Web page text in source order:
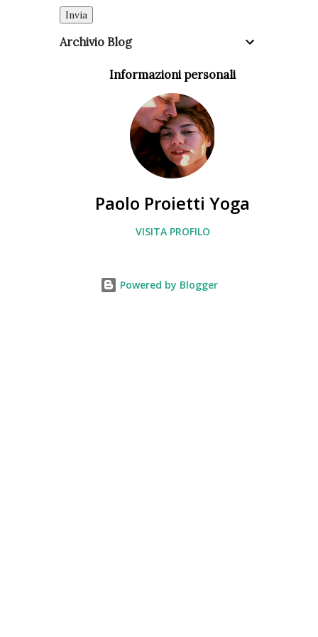
Archivio Blog
Informazioni personali
Paolo Proietti Yoga
VISITA PROFILO
Powered by Blogger